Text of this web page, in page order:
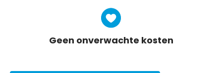
Geen onverwachte kosten